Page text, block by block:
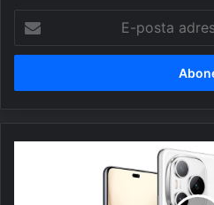
posta
adresinizi